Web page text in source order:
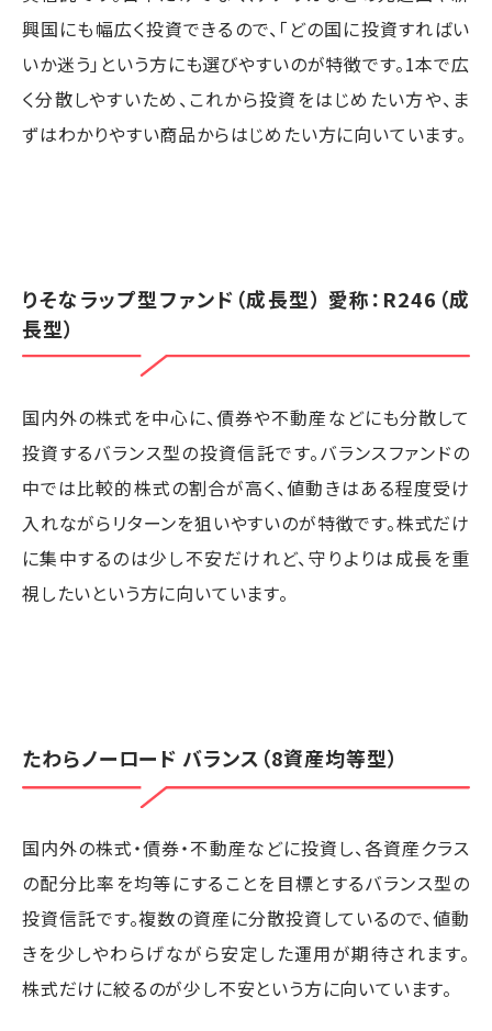
興国にも幅広く投資できるので、「どの国に投資すればい
いか迷う」という方にも選びやすいのが特徴です。1本で広
く分散しやすいため、これから投資をはじめたい方や、ま
ずはわかりやすい商品からはじめたい方に向いています。
りそなラップ型ファンド（成長型） 愛称：R246（成
長型）
国内外の株式を中心に、債券や不動産などにも分散して
投資するバランス型の投資信託です。バランスファンドの
中では比較的株式の割合が高く、値動きはある程度受け
入れながらリターンを狙いやすいのが特徴です。株式だけ
に集中するのは少し不安だけれど、守りよりは成長を重
視したいという方に向いています。
たわらノーロード バランス（8資産均等型）
国内外の株式・債券・不動産などに投資し、各資産クラス
の配分比率を均等にすることを目標とするバランス型の
投資信託です。複数の資産に分散投資しているので、値動
きを少しやわらげながら安定した運用が期待されます。
株式だけに絞るのが少し不安という方に向いています。